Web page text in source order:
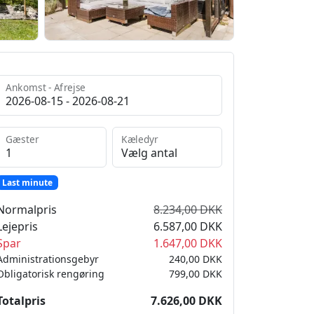
Ankomst - Afrejse
Gæster Kæledyr
Last minute
8.234,00 DKK
6.587,00 DKK
1.647,00 DKK
240,00 DKK
799,00 DKK
rengøring
7.626,00 DKK